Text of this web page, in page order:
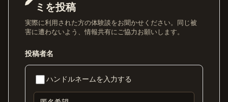
ミを投稿
実際に利用された方の体験談をお聞かせください。同じ被
害に遭わないよう、情報共有にご協力お願いします。
投稿者名
ハンドルネームを入力する